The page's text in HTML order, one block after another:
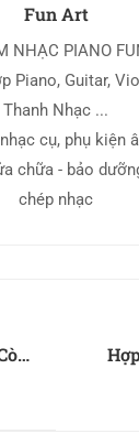
Fun Art
NHẠC PIANO
Piano, Guitar,
Thanh Nhạc ...
cụ, phụ kiện
chữa - bảo
chép nhạc